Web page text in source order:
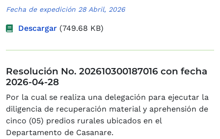
Fecha de expedición 28 Abril, 2026
Descargar (749.68 KB)
Resolución No. 202610300187016 con fecha
2026-04-28
Por la cual se realiza una delegación para ejecutar la
diligencia de recuperación material y aprehensión de
cinco (05) predios rurales ubicados en el
Departamento de Casanare.